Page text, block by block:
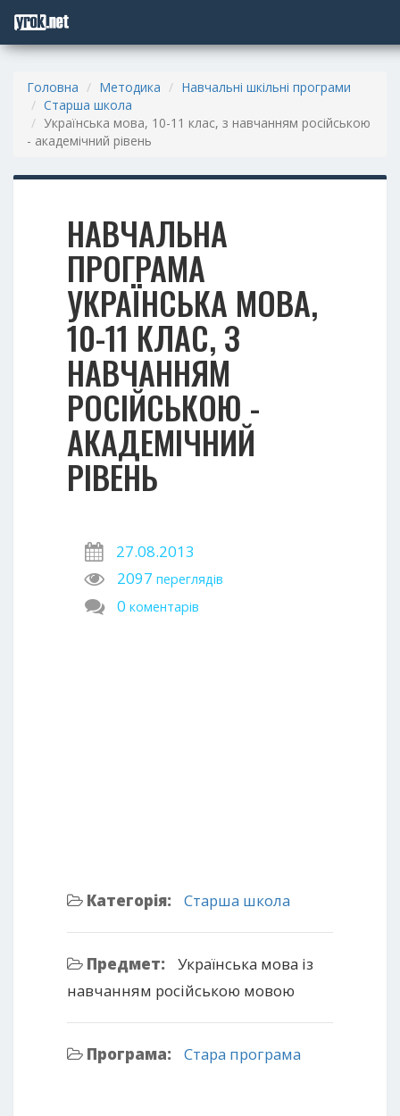
Головна Методика
Навчальні шкільні програми
Старша школа
Українська мова, 10-11 клас, з навчанням російською
- академічний рівень
НАВЧАЛЬНА
ПРОГРАМА
УКРАЇНСЬКА МОВА,
10-11 КЛАС, З
НАВЧАННЯМ
РОСІЙСЬКОЮ -
АКАДЕМІЧНИЙ
РІВЕНЬ
27.08.2013
2097 переглядів
0 коментарів
Категорія: Старша школа
Предмет:
Українська мова із
навчанням російською мовою
Програма: Стара програма